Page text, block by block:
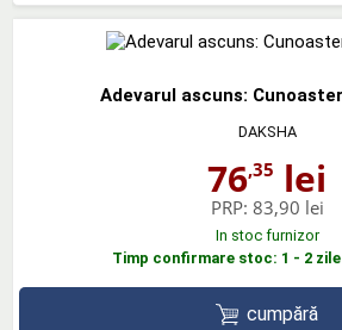
Adevarul ascuns:
DAKSHA
76,35 lei
PRP: 83,90 lei
In stoc furnizor
Timp confirmare stoc: 1 - 2
cumpără